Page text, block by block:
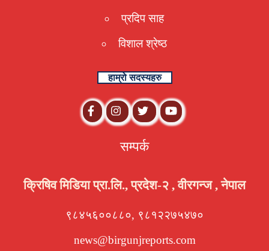
प्रदिप साह
विशाल श्रेष्ठ
हाम्रो सदस्यहरु
सम्पर्क
क्रिषिव मिडिया प्रा.लि., प्रदेश-२ , वीरगन्ज , नेपाल
९८४५६००८८०, ९८१२२७५४७०
news@birgunjreports.com